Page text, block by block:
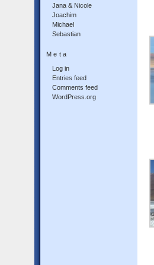
Jana & Nicole
Joachim
Michael
Sebastian
Meta
Log in
Entries feed
Comments feed
WordPress.org